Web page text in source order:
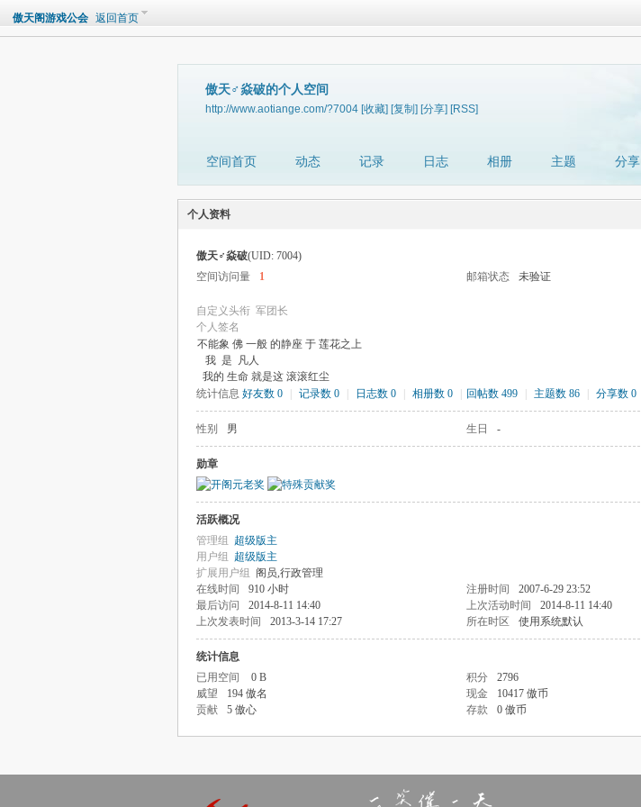
傲天阁游戏公会 返回首页
傲天♂焱破的个人空间
http://www.aotiange.com/?7004 [收藏] [复制] [分享] [RSS]
空间首页 动态 记录 日志 相册 主题 分享
个人资料
傲天♂焱破(UID: 7004)
空间访问量
1 邮箱状态 未验证
自定义头衔 军团长
个人签名
不能象 佛 一般 的静座 于 莲花之上
我 是 凡人
我的 生命 就是这 滚滚红尘
统计信息 好友数 0 记录数 0 日志数 0 相册数 0 回帖数 499 主题数 86 分享数 0
性别 男 生日 -
勋章
活跃概况
管理组 超级版主
用户组 超级版主
扩展用户组 阁员,行政管理
在线时间
910 小时 注册时间
2007-6-29 23:52
最后访问
2014-8-11 14:40 上次活动时间
2014-8-11 14:40
上次发表时间
2013-3-14 17:27 所在时区 使用系统默认
统计信息
已用空间
0 B 积分
2796
威望
194 傲名 现金
10417 傲币
贡献
5 傲心 存款 0 傲币